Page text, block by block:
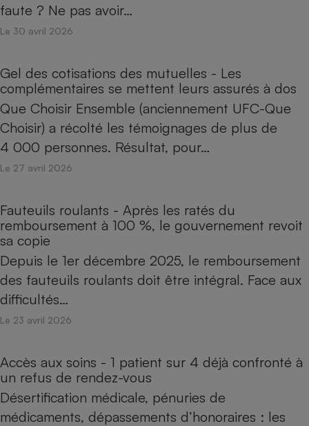
faute ? Ne pas avoir…
Le 30 avril 2026
Gel des cotisations des mutuelles - Les
complémentaires se mettent leurs assurés à dos
Que Choisir Ensemble (anciennement UFC-Que
Choisir) a récolté les témoignages de plus de
4 000 personnes. Résultat, pour…
Le 27 avril 2026
Fauteuils roulants - Après les ratés du
remboursement à 100 %, le gouvernement revoit
sa copie
Depuis le 1er décembre 2025, le remboursement
des fauteuils roulants doit être intégral. Face aux
difficultés…
Le 23 avril 2026
Accès aux soins - 1 patient sur 4 déjà confronté à
un refus de rendez-vous
Désertification médicale, pénuries de
médicaments, dépassements d’honoraires : les